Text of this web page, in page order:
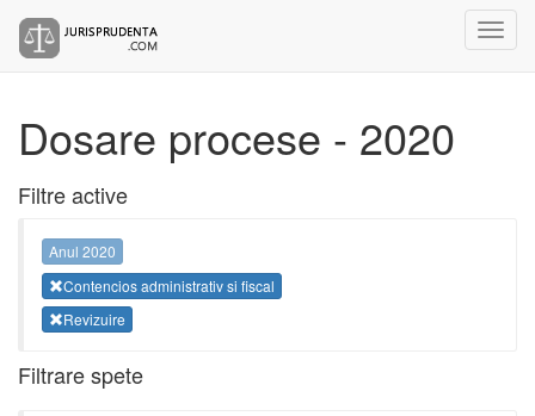
Dosare procese - 2020
Filtre active
Anul 2020
Contencios administrativ si fiscal
Revizuire
Filtrare spete